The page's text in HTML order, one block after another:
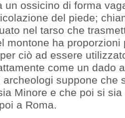
un ossicino di forma
del piede;
nel tarso che
montone ha proporzioni
ciò ad essere
come un dado
suppone che
Minore e che poi si
a Roma.